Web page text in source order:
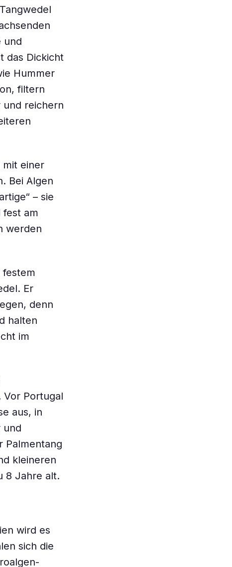
und
das Dickicht
Hummer
filtern
und reichern
mit einer
Bei Algen
– sie
fest am
werden
festem
Er
denn
halten
im
Vor Portugal
aus, in
und
Palmentang
kleineren
8 Jahre alt.
wird es
sich die